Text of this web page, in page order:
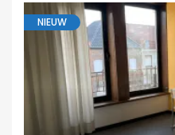
NIEUW